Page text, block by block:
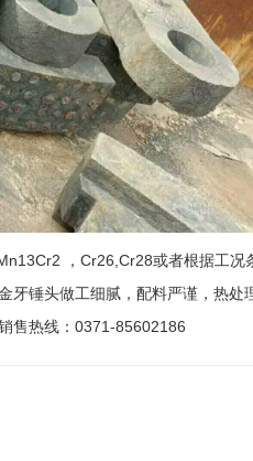
，Cr26,Cr28或者根据工况
牙锤头做工细腻，配料严谨，热处
售热线：0371-85602186